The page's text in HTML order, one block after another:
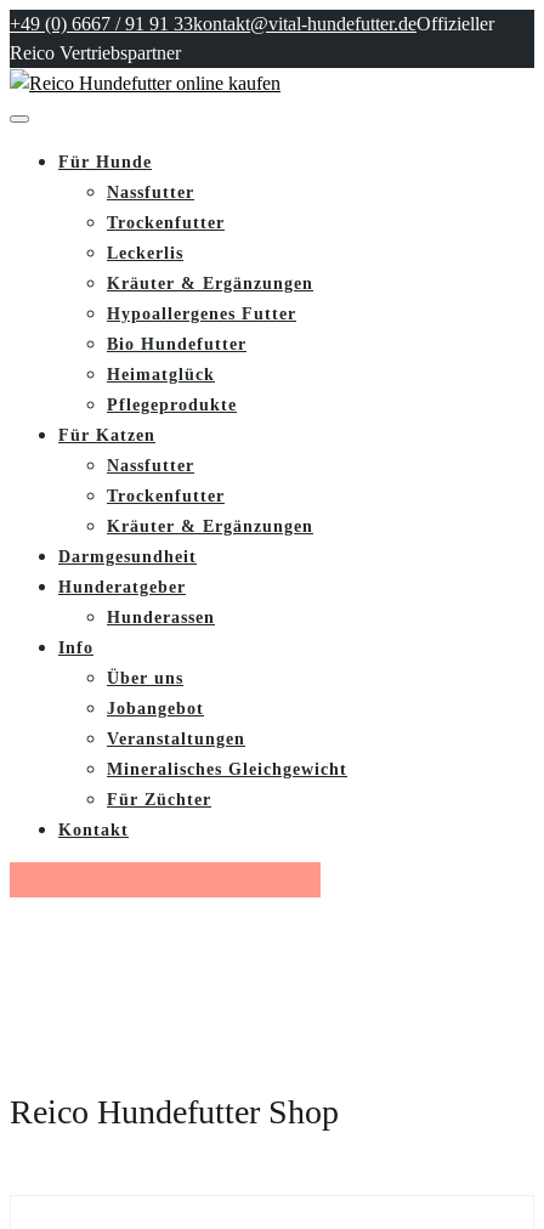
+49 (0) 6667 / 91 91 33kontakt@vital-hundefutter.deOffizieller
Reico Vertriebspartner
Für Hunde
Nassfutter
Trockenfutter
Leckerlis
Kräuter & Ergänzungen
Hypoallergenes Futter
Bio Hundefutter
Heimatglück
Pflegeprodukte
Für Katzen
Nassfutter
Trockenfutter
Kräuter & Ergänzungen
Darmgesundheit
Hunderatgeber
Hunderassen
Info
Über uns
Jobangebot
Veranstaltungen
Mineralisches Gleichgewicht
Für Züchter
Kontakt
Reico Hundefutter Shop